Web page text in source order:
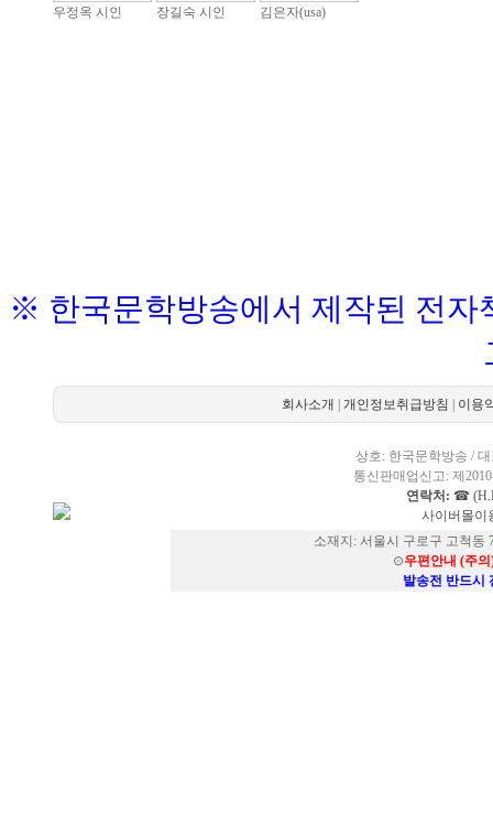
우정옥 시인 장길숙 시인 김은자(usa)
※ 한국문학방송에서 제작된 전자
회사소개 개인정보취급방침 이용
상호: 한국문학방송 /
통신판매업신고: 제
연락처: ☎
사이버몰이
소재지: 서울시 구로구 고척동
⊙우편안내 (주
발송전 반드시